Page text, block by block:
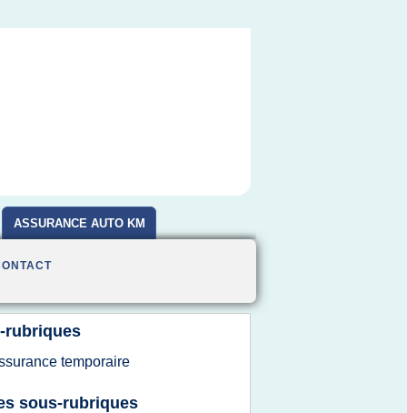
ASSURANCE AUTO KM
rubriques
temporaire
sous-rubriques